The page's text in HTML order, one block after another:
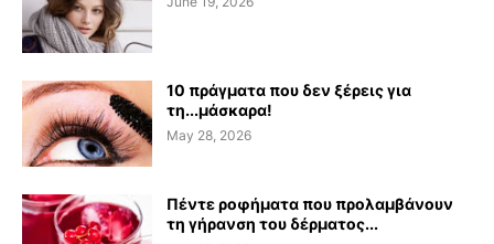
10 πράγματα που δεν ξέρεις για
τη...μάσκαρα!
May 28, 2026
Πέντε ροφήματα που προλαμβάνουν
τη γήρανση του δέρματος...